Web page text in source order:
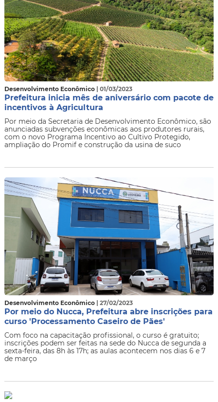
Desenvolvimento Econômico | 01/03/2023
Prefeitura inicia mês de aniversário com pacote de
incentivos à Agricultura
Por meio da Secretaria de Desenvolvimento Econômico, são
anunciadas subvenções econômicas aos produtores rurais,
com o novo Programa Incentivo ao Cultivo Protegido,
ampliação do Promif e construção da usina de suco
Desenvolvimento Econômico | 27/02/2023
Por meio do Nucca, Prefeitura abre inscrições para
curso 'Processamento Caseiro de Pães'
Com foco na capacitação profissional, o curso é gratuito;
inscrições podem ser feitas na sede do Nucca de segunda a
sexta-feira, das 8h às 17h; as aulas acontecem nos dias 6 e 7
de março